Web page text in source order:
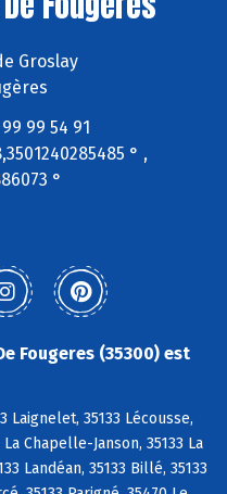
Groslay
99 54 91
° ,
°
Fougeres (35300) est
Laignelet, 35133 Lécousse,
Chapelle-Janson, 35133 La
Landéan, 35133 Billé, 35133